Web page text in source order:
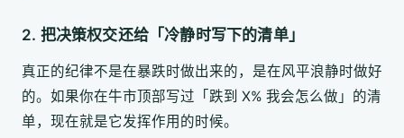
2. 把决策权交还给「冷静时写下的清单」
真正的纪律不是在暴跌时做出来的，是在风平浪静时做好
的。如果你在牛市顶部写过「跌到 X% 我会怎么做」的清
单，现在就是它发挥作用的时候。